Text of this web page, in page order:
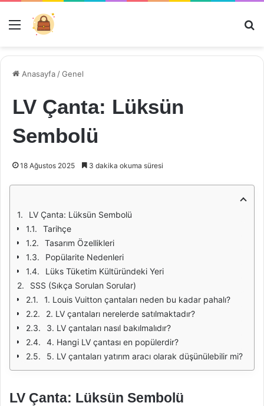
Menü
Anasayfa /Genel
LV Çanta: Lüksün
Sembolü
18 Ağustos 2025 3 dakika okuma süresi
LV Çanta: Lüksün Sembolü
Tarihçe
Tasarım Özellikleri
Popülarite Nedenleri
Lüks Tüketim Kültüründeki Yeri
SSS (Sıkça Sorulan Sorular)
1. Louis Vuitton çantaları neden bu kadar pahalı?
2. LV çantaları nerelerde satılmaktadır?
3. LV çantaları nasıl bakılmalıdır?
4. Hangi LV çantası en popülerdir?
5. LV çantaları yatırım aracı olarak düşünülebilir mi?
LV Çanta: Lüksün Sembolü